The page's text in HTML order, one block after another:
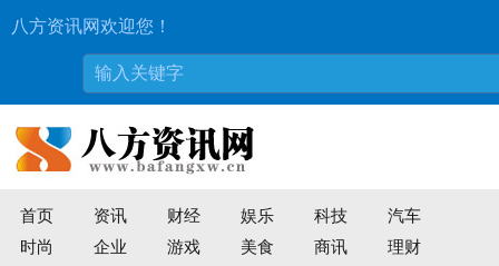
八方资讯网欢迎您！
首页 资讯 财经 娱乐 科技
汽车
时尚
企业 游戏 美食 商讯
理财